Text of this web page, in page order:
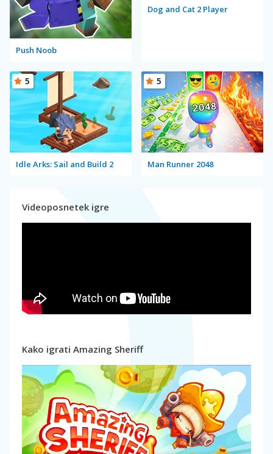
Push Noob
Dog and Cat 2 Player
Idle Arks: Sail and Build 2
5
Man Runner 2048
5
Videoposnetek igre
Kako igrati Amazing Sheriff